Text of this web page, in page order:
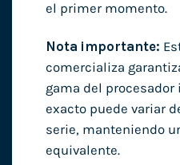
el primer momento.
Nota importante:
comercializa
gama del procesador
exacto puede variar
serie, manteniendo
equivalente.